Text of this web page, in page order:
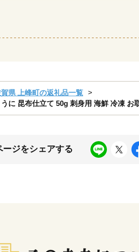
県 上峰町の返礼品一覧
に 昆布仕立て 50g 刺身用 海鮮 冷凍
ージをシェアする